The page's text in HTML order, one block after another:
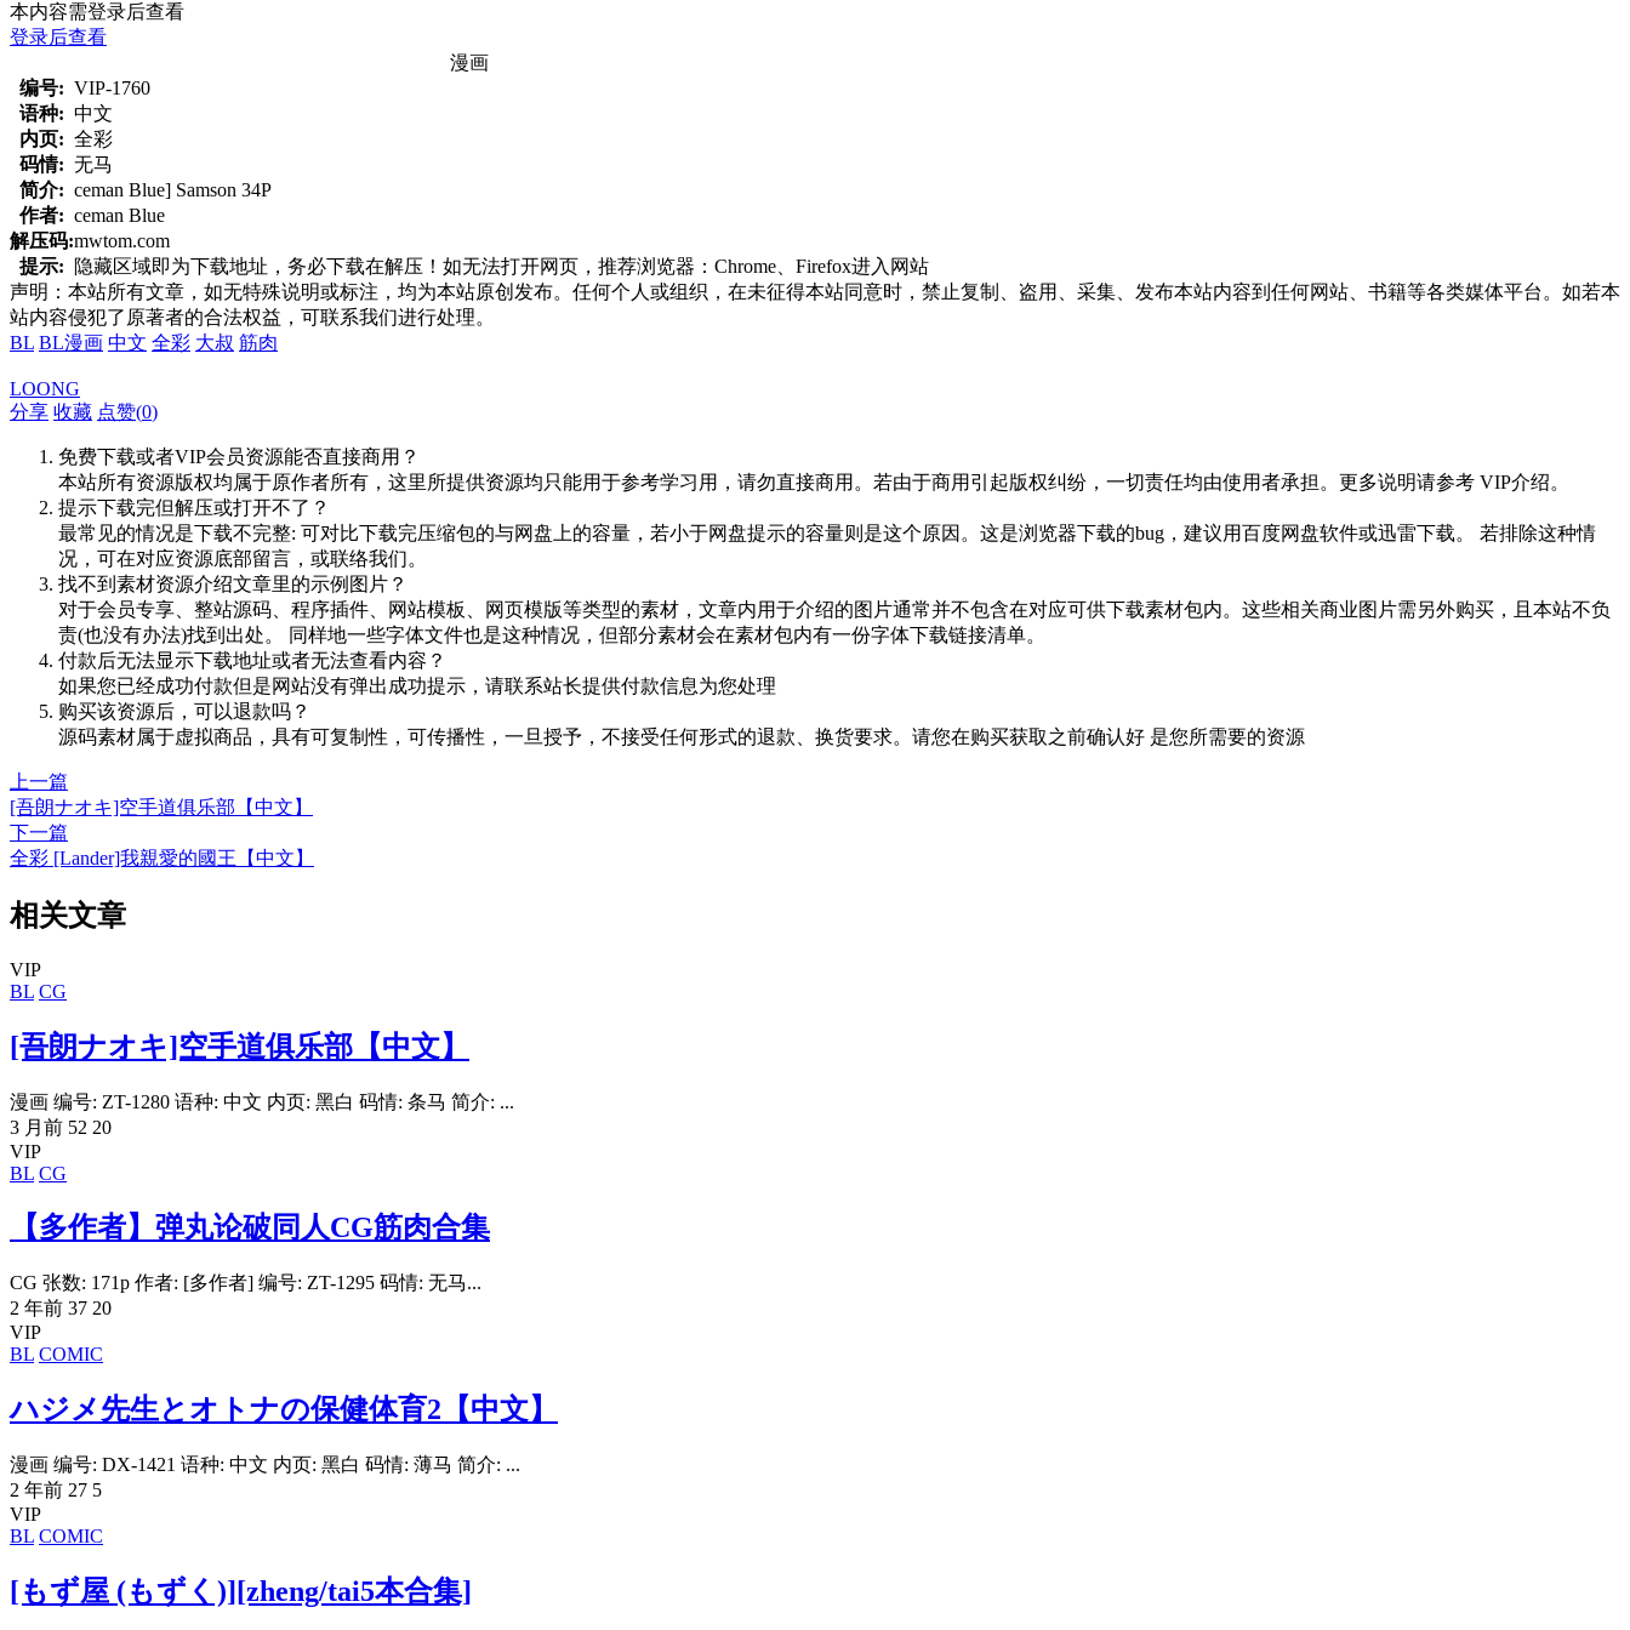
本内容需登录后查看
登录后查看
漫画
编号: VIP-1760
语种: 中文
内页: 全彩
码情: 无马
简介: ceman Blue] Samson 34P
作者: ceman Blue
解压码:mwtom.com
提示:
隐藏区域即为下载地址，务必下载在解压！如无法打开网页，推荐浏览器：Chrome、Firefox进入网站
声明：本站所有文章，如无特殊说明或标注，均为本站原创发布。任何个人或组织，在未征得本站同意时，禁止复制、盗用、采集、发布本站内容到任何网站、书籍等各类媒体平台。如若本
站内容侵犯了原著者的合法权益，可联系我们进行处理。
BL BL漫画 中文 全彩 大叔 筋肉
LOONG
分享 收藏 点赞(0)
免费下载或者VIP会员资源能否直接商用？
本站所有资源版权均属于原作者所有，这里所提供资源均只能用于参考学习用，请勿直接商用。若由于商用引起版权纠纷，一切责任均由使用者承担。更多说明请参考 VIP介绍。
提示下载完但解压或打开不了？
最常见的情况是下载不完整: 可对比下载完压缩包的与网盘上的容量，若小于网盘提示的容量则是这个原因。这是浏览器下载的bug，建议用百度网盘软件或迅雷下载。 若排除这种情
况，可在对应资源底部留言，或联络我们。
找不到素材资源介绍文章里的示例图片？
对于会员专享、整站源码、程序插件、网站模板、网页模版等类型的素材，文章内用于介绍的图片通常并不包含在对应可供下载素材包内。这些相关商业图片需另外购买，且本站不负
责(也没有办法)找到出处。 同样地一些字体文件也是这种情况，但部分素材会在素材包内有一份字体下载链接清单。
付款后无法显示下载地址或者无法查看内容？
如果您已经成功付款但是网站没有弹出成功提示，请联系站长提供付款信息为您处理
购买该资源后，可以退款吗？
源码素材属于虚拟商品，具有可复制性，可传播性，一旦授予，不接受任何形式的退款、换货要求。请您在购买获取之前确认好 是您所需要的资源
上一篇
[吾朗ナオキ]空手道俱乐部【中文】
下一篇
全彩 [Lander]我親愛的國王【中文】
相关文章
VIP
BL CG
[吾朗ナオキ]空手道俱乐部【中文】
漫画 编号: ZT-1280 语种: 中文 内页: 黑白 码情: 条马 简介: ...
3 月前 52 20
VIP
BL CG
【多作者】弹丸论破同人CG筋肉合集
CG 张数: 171p 作者: [多作者] 编号: ZT-1295 码情: 无马...
2 年前 37 20
VIP
BL COMIC
ハジメ先生とオトナの保健体育2【中文】
漫画 编号: DX-1421 语种: 中文 内页: 黑白 码情: 薄马 简介: ...
2 年前 27 5
VIP
BL COMIC
[もず屋 (もずく)][zheng/tai5本合集]